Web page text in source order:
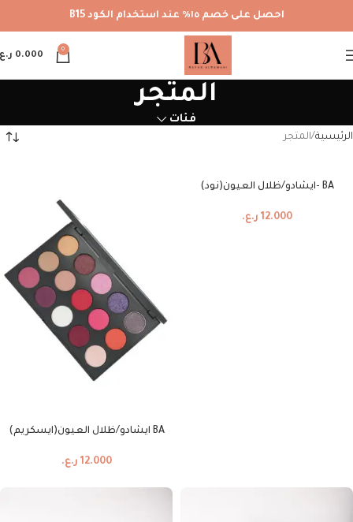
احصل على خصم ١٥٪ عند استخدام الكود B15
0
0.000
المتجر
فئات
الرئيسية المتجر
BA -ايشادو/ظلال العيون(نود)
12.000 ر.ع.
BA ايشادو/ظلال العيون(ايسكريم)
12.000 ر.ع.